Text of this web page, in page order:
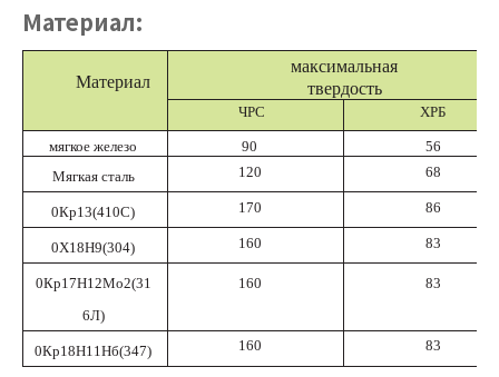
Материал:
Материал
максимальная
твердость
ЧРС ХРБ
мягкое железо 90
56
Мягкая сталь
120 68
0Кр13(410С) 170 86
0Х18Н9(304) 160 83
0Кр17Н12Мо2(31
6Л)
160 83
0Кр18Н11Нб(347) 160 83